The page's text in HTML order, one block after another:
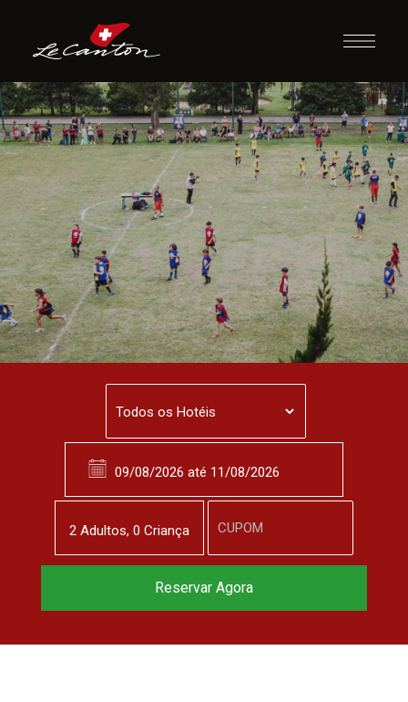
Futebol
2 Adultos, 0 Criança
Reserve agora, com
Reservar Agora